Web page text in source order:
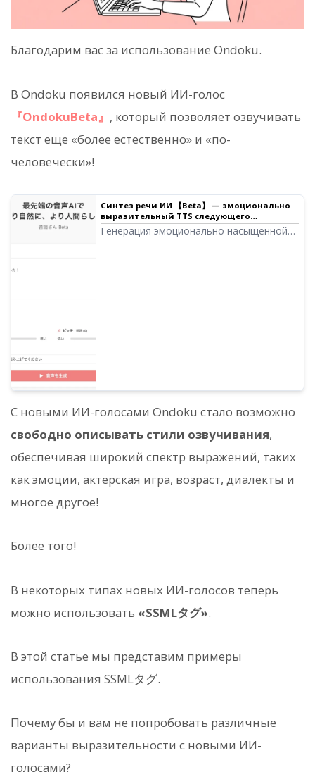
Благодарим вас за использование Ondoku.
В Ondoku появился новый ИИ-голос
『OndokuBeta』 , который позволяет озвучивать
текст еще «более естественно» и «по-
человечески»!
Синтез речи ИИ 【Beta】 — эмоционально
выразительный TTS следующего
поколения | Ondoku
Генерация эмоционально насыщенной
С новыми ИИ-голосами Ondoku стало возможно
свободно описывать стили озвучивания,
обеспечивая широкий спектр выражений, таких
как эмоции, актерская игра, возраст, диалекты и
многое другое!
Более того!
В некоторых типах новых ИИ-голосов теперь
можно использовать «SSMLタグ».
В этой статье мы представим примеры
использования SSMLタグ.
Почему бы и вам не попробовать различные
варианты выразительности с новыми ИИ-
голосами?